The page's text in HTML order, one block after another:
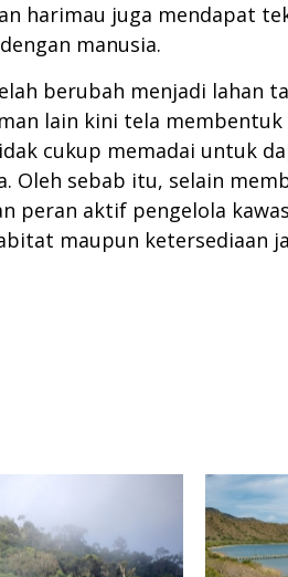
harimau juga mendapat
manusia.
berubah menjadi lahan
lain kini tela
cukup memadai untuk
Oleh sebab itu, selain
peran aktif pengelola
maupun